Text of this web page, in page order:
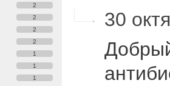
2
2
2
2
1
1
1
30